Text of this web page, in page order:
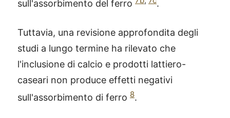
sull'assorbimento del ferro
.
Tuttavia, una revisione approfondita degli
studi a lungo termine ha rilevato che
l'inclusione di calcio e prodotti lattiero-
caseari non produce effetti negativi
sull'assorbimento di ferro 8.